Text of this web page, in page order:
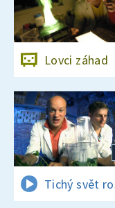
Lovci záhad
Tichý svět